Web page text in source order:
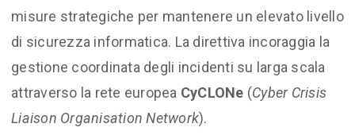
misure strategiche per mantenere un elevato livello
di sicurezza informatica. La direttiva incoraggia la
gestione coordinata degli incidenti su larga scala
attraverso la rete europea CyCLONe (Cyber Crisis
Liaison Organisation Network).